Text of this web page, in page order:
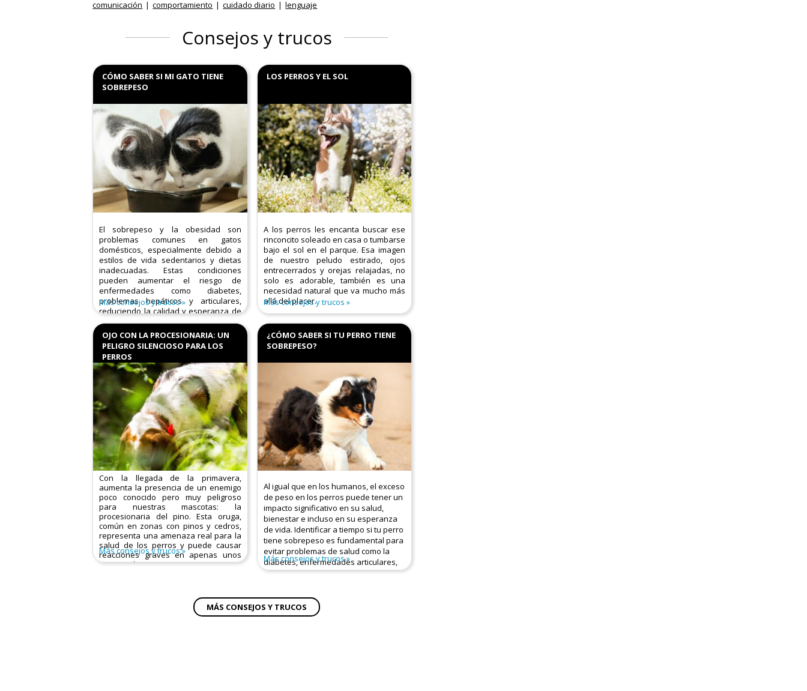
comunicación comportamiento cuidado diario lenguaje
Consejos y trucos
CÓMO SABER SI MI GATO TIENE
SOBREPESO
El sobrepeso y la obesidad son
problemas comunes en gatos
domésticos, especialmente debido a
estilos de vida sedentarios y dietas
inadecuadas. Estas condiciones
pueden aumentar el riesgo de
enfermedades como diabetes,
problemas hepáticos y articulares,
reduciendo la calidad y esperanza de
vida de tu felino.​
Causas principales:
Más consejos y trucos
LOS PERROS Y EL SOL
A los perros les encanta buscar ese
rinconcito soleado en casa o tumbarse
bajo el sol en el parque. Esa imagen
de nuestro peludo estirado, ojos
entrecerrados y orejas relajadas, no
solo es adorable, también es una
necesidad natural que va mucho más
allá del placer.
Más consejos y trucos
OJO CON LA PROCESIONARIA: UN
PELIGRO SILENCIOSO PARA LOS
PERROS
Con la llegada de la primavera,
aumenta la presencia de un enemigo
poco conocido pero muy peligroso
para nuestras mascotas: la
procesionaria del pino. Esta oruga,
común en zonas con pinos y cedros,
representa una amenaza real para la
salud de los perros y puede causar
reacciones graves en apenas unos
minutos de contacto.
Más consejos y trucos
¿CÓMO SABER SI TU PERRO TIENE
SOBREPESO?
Al igual que en los humanos, el exceso
de peso en los perros puede tener un
impacto significativo en su salud,
bienestar e incluso en su esperanza
de vida. Identificar a tiempo si tu perro
tiene sobrepeso es fundamental para
evitar problemas de salud como la
diabetes, enfermedades articulares,
cardíacas o respiratorias.
SEÑALES DE QUE TU
PERRO PODRÍA TENER
Más consejos y trucos
MÁS CONSEJOS Y TRUCOS